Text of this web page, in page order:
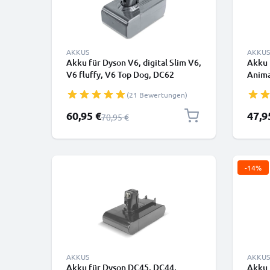
AKKUS
Akku für Dyson V6, digital Slim V6,
V6 fluffy, V6 Top Dog, DC62
trigger, DC72, DC61, DC58, SV07,
SV09 - 967810-21 Akku (21.6V,
4000mAh) von CELLONIC - Batterie
(21 Bewertungen)
Sonderpreis
60,95 €Regulärer Preis
70,95 €
AKKUS
Akku
AKKUS
Akku für Dyson DC45, DC44,
-14%
AKKUS
Akku